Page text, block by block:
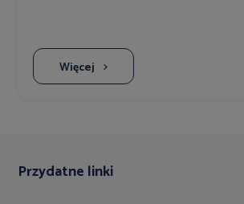
Więcej
Przydatne linki